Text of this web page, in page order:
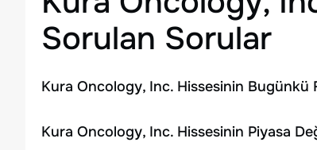
Sorulan Sorular
Kura Oncology, Inc. Hissesinin Bugünkü
Kura Oncology, Inc. Hissesinin Piyasa